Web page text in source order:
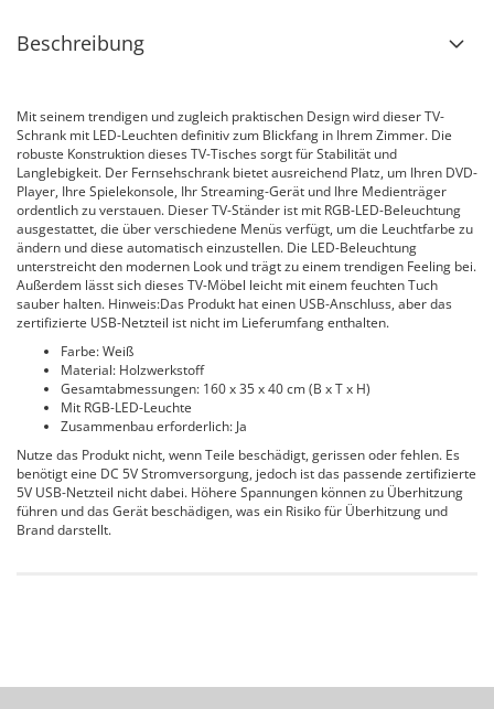
Beschreibung
Mit seinem trendigen und zugleich praktischen Design wird dieser TV-
Schrank mit LED-Leuchten definitiv zum Blickfang in Ihrem Zimmer. Die
robuste Konstruktion dieses TV-Tisches sorgt für Stabilität und
Langlebigkeit. Der Fernsehschrank bietet ausreichend Platz, um Ihren DVD-
Player, Ihre Spielekonsole, Ihr Streaming-Gerät und Ihre Medienträger
ordentlich zu verstauen. Dieser TV-Ständer ist mit RGB-LED-Beleuchtung
ausgestattet, die über verschiedene Menüs verfügt, um die Leuchtfarbe zu
ändern und diese automatisch einzustellen. Die LED-Beleuchtung
unterstreicht den modernen Look und trägt zu einem trendigen Feeling bei.
Außerdem lässt sich dieses TV-Möbel leicht mit einem feuchten Tuch
sauber halten. Hinweis:Das Produkt hat einen USB-Anschluss, aber das
zertifizierte USB-Netzteil ist nicht im Lieferumfang enthalten.
Farbe: Weiß
Material: Holzwerkstoff
Gesamtabmessungen: 160 x 35 x 40 cm (B x T x H)
Mit RGB-LED-Leuchte
Zusammenbau erforderlich: Ja
Nutze das Produkt nicht, wenn Teile beschädigt, gerissen oder fehlen. Es
benötigt eine DC 5V Stromversorgung, jedoch ist das passende zertifizierte
5V USB-Netzteil nicht dabei. Höhere Spannungen können zu Überhitzung
führen und das Gerät beschädigen, was ein Risiko für Überhitzung und
Brand darstellt.